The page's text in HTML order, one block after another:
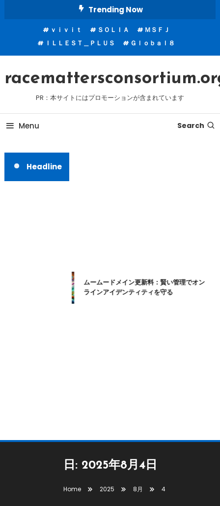
Trending Now
ｖｉｖｉｔ ＳＯＬＩＡ
ＭＳＦＪ
ＩＬＬＥＳＴ＿ＰＬＵＳ
Ｇｌｏｂａｌ８
PR：本サイトにはプロモーションが含まれています
Menu Search
Headline
ムームードメイン更新料：賢い管理でオン
ラインアイデンティティを守る
日: 2025年8月4日
Home 2025 8月 4